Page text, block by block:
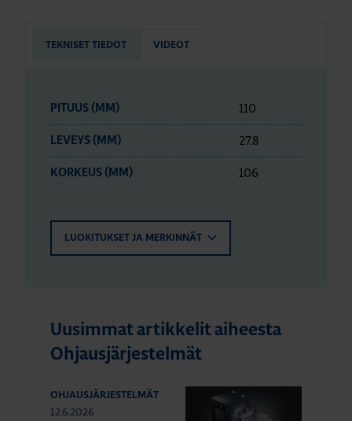
TEKNISET TIEDOT VIDEOT
PITUUS (MM) 110
LEVEYS (MM) 27.8
KORKEUS (MM) 106
LUOKITUKSET JA MERKINNÄT
Uusimmat artikkelit aiheesta
Ohjausjärjestelmät
OHJAUSJÄRJESTELMÄT
12.6.2026